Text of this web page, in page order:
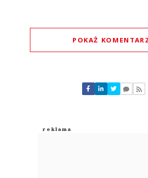
POKAŻ
Nie znaleziono komentarzy
Zostaw swoje